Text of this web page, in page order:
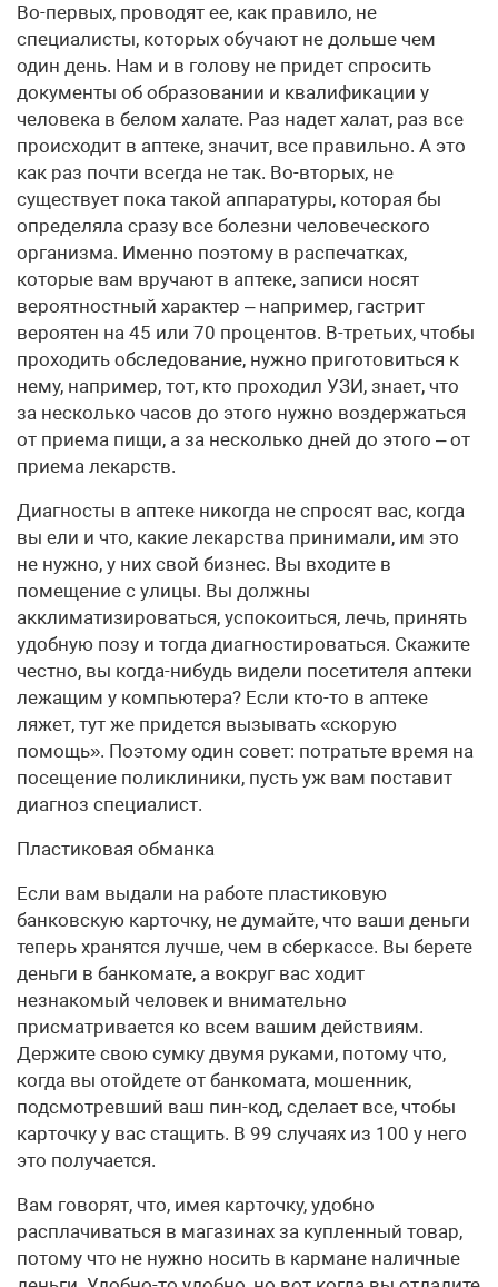
Во-первых, проводят ее, как правило, не
специалисты, которых обучают не дольше чем
один день. Нам и в голову не придет спросить
документы об образовании и квалификации у
человека в белом халате. Раз надет халат, раз все
происходит в аптеке, значит, все правильно. А это
как раз почти всегда не так. Во-вторых, не
существует пока такой аппаратуры, которая бы
определяла сразу все болезни человеческого
организма. Именно поэтому в распечатках,
которые вам вручают в аптеке, записи носят
вероятностный характер – например, гастрит
вероятен на 45 или 70 процентов. В-третьих, чтобы
проходить обследование, нужно приготовиться к
нему, например, тот, кто проходил УЗИ, знает, что
за несколько часов до этого нужно воздержаться
от приема пищи, а за несколько дней до этого – от
приема лекарств.
Диагносты в аптеке никогда не спросят вас, когда
вы ели и что, какие лекарства принимали, им это
не нужно, у них свой бизнес. Вы входите в
помещение с улицы. Вы должны
акклиматизироваться, успокоиться, лечь, принять
удобную позу и тогда диагностироваться. Скажите
честно, вы когда-нибудь видели посетителя аптеки
лежащим у компьютера? Если кто-то в аптеке
ляжет, тут же придется вызывать «скорую
помощь». Поэтому один совет: потратьте время на
посещение поликлиники, пусть уж вам поставит
диагноз специалист.
Пластиковая обманка
Если вам выдали на работе пластиковую
банковскую карточку, не думайте, что ваши деньги
теперь хранятся лучше, чем в сберкассе. Вы берете
деньги в банкомате, а вокруг вас ходит
незнакомый человек и внимательно
присматривается ко всем вашим действиям.
Держите свою сумку двумя руками, потому что,
когда вы отойдете от банкомата, мошенник,
подсмотревший ваш пин-код, сделает все, чтобы
карточку у вас стащить. В 99 случаях из 100 у него
это получается.
Вам говорят, что, имея карточку, удобно
расплачиваться в магазинах за купленный товар,
потому что не нужно носить в кармане наличные